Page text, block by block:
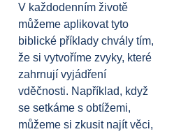
V každodenním životě
můžeme aplikovat tyto
biblické příklady chvály tím,
že si vytvoříme zvyky, které
zahrnují vyjádření
vděčnosti. Například, když
se setkáme s obtížemi,
můžeme si zkusit najít věci,